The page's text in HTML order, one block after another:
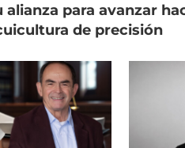
alianza para avanzar
de precisión